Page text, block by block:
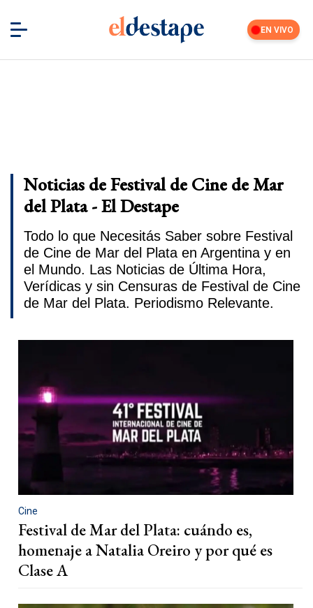
EN VIVO
Noticias de Festival de Cine de Mar
del Plata - El Destape
Todo lo que Necesitás Saber sobre Festival
de Cine de Mar del Plata en Argentina y en
el Mundo. Las Noticias de Última Hora,
Verídicas y sin Censuras de Festival de Cine
de Mar del Plata. Periodismo Relevante.
Cine
Festival de Mar del Plata: cuándo es,
homenaje a Natalia Oreiro y por qué es
Clase A